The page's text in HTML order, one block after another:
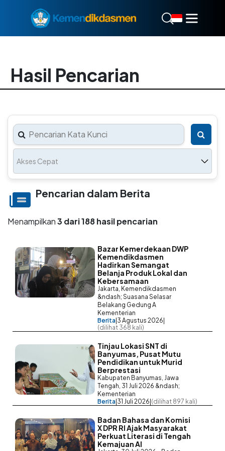
Hasil Pencarian
Akses Cepat
Pencarian dalam Berita
Menampilkan3 dari 188 hasil pencarian
Bazar Kemerdekaan DWP
Kemendikdasmen
Hadirkan Semangat
Belanja Produk Lokal dan
Kebersamaan
Jakarta, Kemendikdasmen
&ndash; Suasana Selasar
Belakang Gedung A
Kementerian
Berita 3 Agustus 2026
(dilihat 368 kali)
Tinjau Lokasi SNT di
Banyumas, Pusat Mutu
Pendidikan untuk Murid
Berprestasi
Kabupaten Banyumas, Jawa
Tengah, 31 Juli 2026 &ndash;
Kementerian
Berita 31 Juli 2026 (dilihat 897 kali)
Badan Bahasa dan Komisi
X DPR RI Ajak Masyarakat
Perkuat Literasi di Tengah
Kemajuan AI